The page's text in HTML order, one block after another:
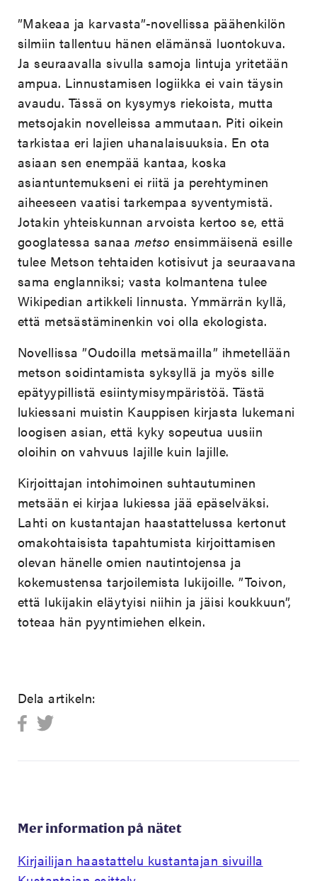
”Makeaa ja karvasta”-novellissa päähenkilön
silmiin tallentuu hänen elämänsä luontokuva.
Ja seuraavalla sivulla samoja lintuja yritetään
ampua. Linnustamisen logiikka ei vain täysin
avaudu. Tässä on kysymys riekoista, mutta
metsojakin novelleissa ammutaan. Piti oikein
tarkistaa eri lajien uhanalaisuuksia. En ota
asiaan sen enempää kantaa, koska
asiantuntemukseni ei riitä ja perehtyminen
aiheeseen vaatisi tarkempaa syventymistä.
Jotakin yhteiskunnan arvoista kertoo se, että
googlatessa sanaa metso ensimmäisenä esille
tulee Metson tehtaiden kotisivut ja seuraavana
sama englanniksi; vasta kolmantena tulee
Wikipedian artikkeli linnusta. Ymmärrän kyllä,
että metsästäminenkin voi olla ekologista.
Novellissa ”Oudoilla metsämailla” ihmetellään
metson soidintamista syksyllä ja myös sille
epätyypillistä esiintymisympäristöä. Tästä
lukiessani muistin Kauppisen kirjasta lukemani
loogisen asian, että kyky sopeutua uusiin
oloihin on vahvuus lajille kuin lajille.
Kirjoittajan intohimoinen suhtautuminen
metsään ei kirjaa lukiessa jää epäselväksi.
Lahti on kustantajan haastattelussa kertonut
omakohtaisista tapahtumista kirjoittamisen
olevan hänelle omien nautintojensa ja
kokemustensa tarjoilemista lukijoille. ”Toivon,
että lukijakin eläytyisi niihin ja jäisi koukkuun”,
toteaa hän pyyntimiehen elkein.
Dela artikeln:
Mer information på nätet
Kirjailijan haastattelu kustantajan sivuilla